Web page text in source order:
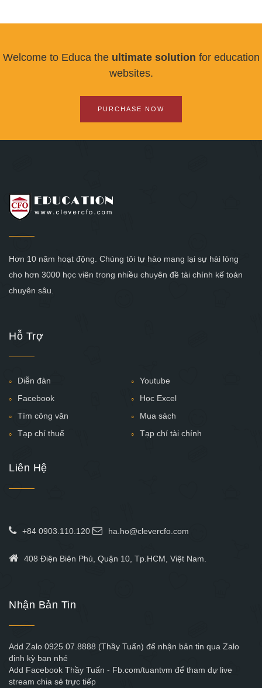
Welcome to Educa the ultimate solution for education
websites.
PURCHASE NOW
Hơn 10 năm hoạt động. Chúng tôi tự hào mang lại sự hài lòng
cho hơn 3000 học viên trong nhiều chuyên đề tài chính kế toán
chuyên sâu.
Hỗ Trợ
Diễn đàn
Youtube
Facebook
Học Excel
Tìm công văn
Mua sách
Tạp chí thuế
Tạp chí tài chính
Liên Hệ
+84 0903.110.120 ha.ho@clevercfo.com
408 Điện Biên Phủ, Quận 10, Tp.HCM, Việt Nam.
Nhận Bản Tin
Add Zalo 0925.07.8888 (Thầy Tuấn) để nhận bản tin qua Zalo
định kỳ bạn nhé
Add Facebook Thầy Tuấn - Fb.com/tuantvm để tham dự live
stream chia sẻ trực tiếp